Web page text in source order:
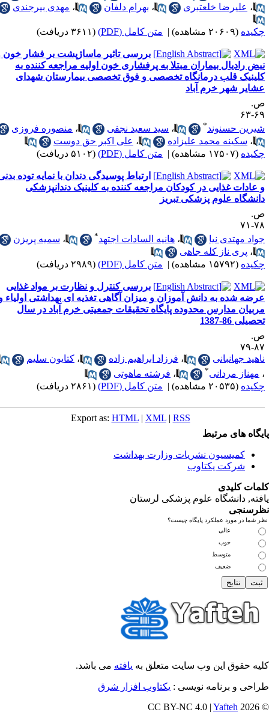
،علیرضا خلعتبری ،بهرام دلفان ،مهدی بیرجندی
(۲۰۶۰۹ مشاهده) | متن کامل (PDF) (۳۶۱۱ دریافت)
بررسی تاثیر ماساژپشت بر فشار خون و
رادیال بیماران مبتلا به پرفشاری خون اولیه مراجعه کننده به
قلب درمانگاه تخصصی و فوق تخصصی بیمارستان شهدای
شهر خرم آباد
۶۳
حسنوند* ،سید سعید نجفی ،منصوره فروزی
،سکینه محمد علیزاده ،علی اکبر حق دوست
(۱۷۵۰۷ مشاهده) | متن کامل (PDF) (۵۱۰۲ دریافت)
ارتباط پوسیدگی دندان با نمایه توده بدنی
عادات غذایی در کودکان مراجعه کننده به کلینیک دندانپزشکی
علوم پزشکی تبریز
۷۱
مهتدی نیا
،هانیه السادات اجتهد ،سمیه پریزن
،پری ناز کله جاهی
(۱۵۷۹۲ مشاهده) | متن کامل (PDF) (۲۹۸۹ دریافت)
بررسی کنترل و نظارت بر مواد غذایی
شده به دانش آموزان و میزان آگاهی تغذیه ای بهداشتی اولیاء و
مدارس محدوده پایگاه تحقیقات جمعیتی خرم آباد در سال
86-1387
۷۹
جهانبانی
،فرزاد ابراهیم زاده ،کتایون سلیم
مهناز مردانی ،فرشته ماهوتی
(۲۰۵۳۵ مشاهده) | متن کامل (PDF) (۲۸۶۱ دریافت)
Export as:HTML |XML|RSS
های مرتبط
کمیسیون نشریات وزارت بهداشت
شرکت یکتاوب
کلیدی
, دانشگاه علوم پزشکی لرستان
شما در مورد عملکرد پایگاه چیست؟
عالی
خوب
متوسط
ضعیف
حقوق این وب سایت متعلق بهیافتهمی باشد.
و برنامه نویسی : یکتاوب افزار شرق
©
Yafteh